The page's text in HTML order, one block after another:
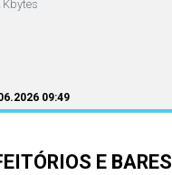
Kbytes
09:49
E BARES